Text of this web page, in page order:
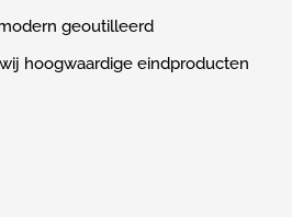
geoutilleerd
hoogwaardige eindproducten